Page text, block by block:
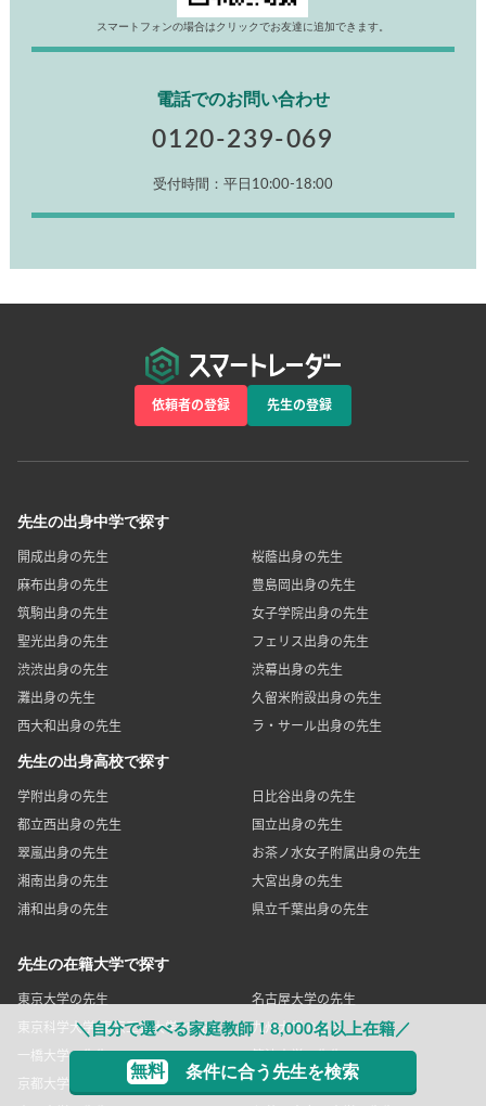
スマートフォンの場合はクリックでお友達に追加できます。
電話でのお問い合わせ
0120-239-069
受付時間：平日10:00-18:00
＼自分で選べる家庭教師！8,000名以上在籍／
無料 条件に合う先生を検索
依頼者の登録 先生の登録
先生の出身中学で探す
開成出身の先生
桜蔭出身の先生
麻布出身の先生
豊島岡出身の先生
筑駒出身の先生
女子学院出身の先生
聖光出身の先生
フェリス出身の先生
渋渋出身の先生
渋幕出身の先生
灘出身の先生
久留米附設出身の先生
西大和出身の先生
ラ・サール出身の先生
先生の出身高校で探す
学附出身の先生
日比谷出身の先生
都立西出身の先生
国立出身の先生
翠嵐出身の先生
お茶ノ水女子附属出身の先生
湘南出身の先生
大宮出身の先生
浦和出身の先生
県立千葉出身の先生
先生の在籍大学で探す
東京大学の先生
名古屋大学の先生
東京科学大学(東京工業大学)の先生
九州大学の先生
一橋大学の先生
筑波大学の先生
京都大学の先生
神戸大学の先生